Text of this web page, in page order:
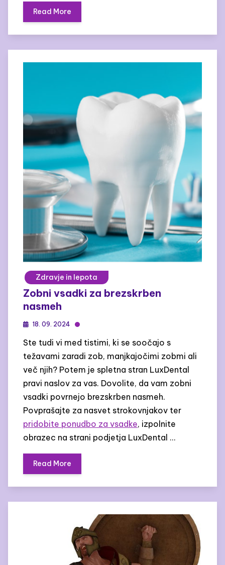
Read More
Zdravje in lepota
Zobni vsadki za brezskrben
nasmeh
18. 09. 2024
Ste tudi vi med tistimi, ki se soočajo s
težavami zaradi zob, manjkajočimi zobmi ali
več njih? Potem je spletna stran LuxDental
pravi naslov za vas. Dovolite, da vam zobni
vsadki povrnejo brezskrben nasmeh.
Povprašajte za nasvet strokovnjakov ter
pridobite ponudbo za vsadke, izpolnite
obrazec na strani podjetja LuxDental …
Read More